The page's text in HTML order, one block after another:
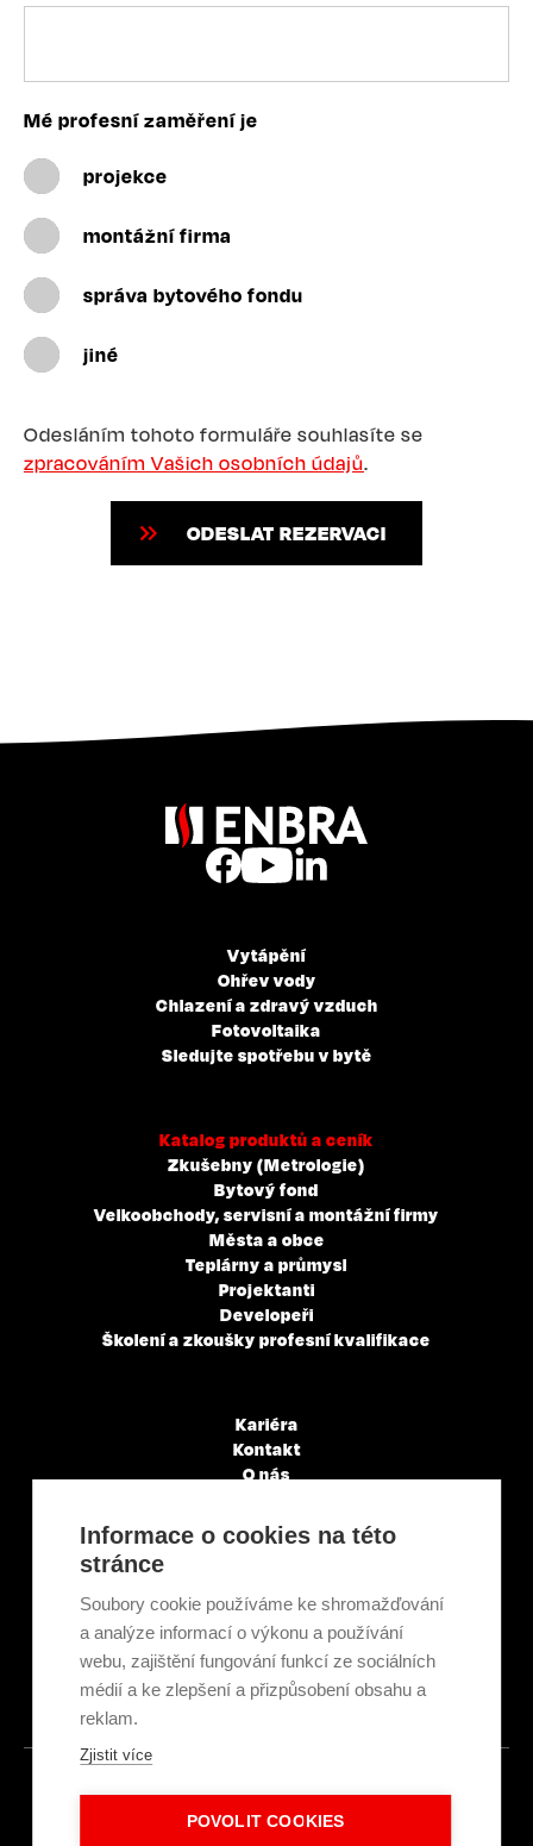
Mé profesní zaměření je
projekce
montážní firma
správa bytového fondu
jiné
Odesláním tohoto formuláře souhlasíte se
zpracováním Vašich osobních údajů.
Vytápění
Ohřev vody
Chlazení a zdravý vzduch
Fotovoltaika
Sledujte spotřebu v bytě
Katalog produktů a ceník
Zkušebny (Metrologie)
Bytový fond
Velkoobchody, servisní a montážní firmy
Města a obce
Teplárny a průmysl
Projektanti
Developeři
Školení a zkoušky profesní kvalifikace
Kariéra
Kontakt
O nás
Články a novinky
GDPR & Cookies
Ekologická recyklace
Projekty EU
Intranet - Přihlášení
Přihlášení
© 2026
Informace o cookies na této
stránce
Soubory cookie používáme ke shromažďování
a analýze informací o výkonu a používání
webu, zajištění fungování funkcí ze sociálních
médií a ke zlepšení a přizpůsobení obsahu a
reklam.
Zjistit více
POVOLIT COOKIES